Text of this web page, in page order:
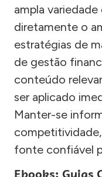
ampla
diretamente o
estratégias de
de gestão
conteúdo
ser aplicado
Manter-se
fonte confiável
Ebooks: Guias